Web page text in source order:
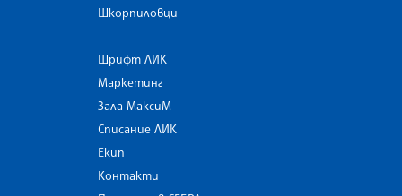
Шкорпиловци
Шрифт ЛИК
Маркетинг
Зала МаксиМ
Списание ЛИК
Екип
Контакти